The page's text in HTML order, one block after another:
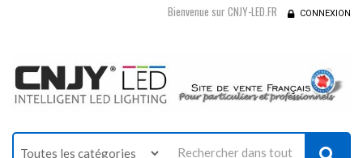
Bienvenue sur CNJY-LED.FR CONNEXION